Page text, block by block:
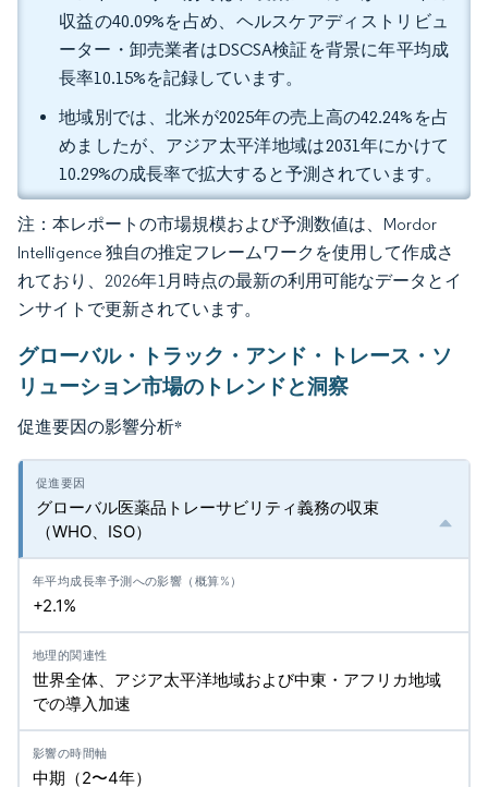
収益の40.09%を占め、ヘルスケアディストリビュ
ーター・卸売業者はDSCSA検証を背景に年平均成
長率10.15%を記録しています。
地域別では、北米が2025年の売上高の42.24%を占
めましたが、アジア太平洋地域は2031年にかけて
10.29%の成長率で拡大すると予測されています。
注：本レポートの市場規模および予測数値は、Mordor
Intelligence 独自の推定フレームワークを使用して作成さ
れており、2026年1月時点の最新の利用可能なデータとイ
ンサイトで更新されています。
グローバル・トラック・アンド・トレース・ソ
リューション市場のトレンドと洞察
促進要因の影響分析*
グローバル医薬品トレーサビリティ義務の収束
（WHO、ISO）
+2.1%
世界全体、アジア太平洋地域および中東・アフリカ地域
での導入加速
中期（2〜4年）